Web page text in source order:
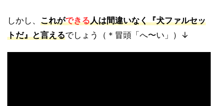
しかし、 これができる人は間違いなく『犬ファルセッ
トだ』と言えるでしょう（＊冒頭「へ〜い」）↓